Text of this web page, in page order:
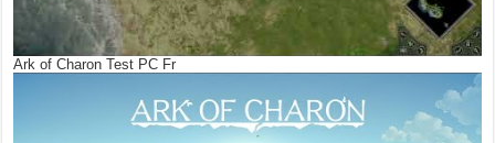
Ark of Charon Test PC Fr